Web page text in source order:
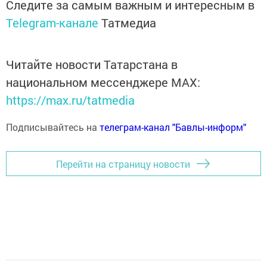
Следите за самым важным и интересным в
Telegram-канале Татмедиа
Читайте новости Татарстана в
национальном мессенджере MАХ:
https://max.ru/tatmedia
Подписывайтесь на телеграм-канал "Бавлы-информ"
Перейти на страницу новости